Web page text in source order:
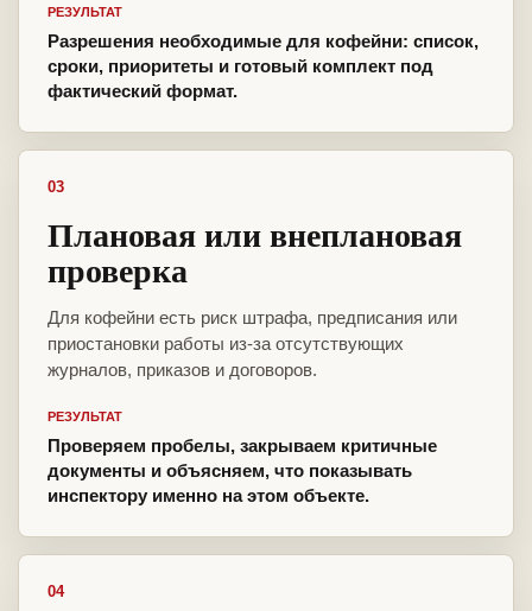
РЕЗУЛЬТАТ
Разрешения необходимые для кофейни: список,
сроки, приоритеты и готовый комплект под
фактический формат.
03
Плановая или внеплановая
проверка
Для кофейни есть риск штрафа, предписания или
приостановки работы из-за отсутствующих
журналов, приказов и договоров.
РЕЗУЛЬТАТ
Проверяем пробелы, закрываем критичные
документы и объясняем, что показывать
инспектору именно на этом объекте.
04